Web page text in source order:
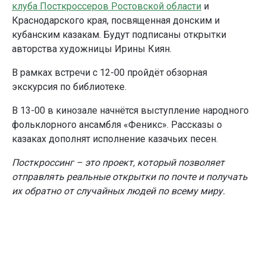
клуба Посткроссеров Ростовской области и
Краснодарского края, посвященная донским и
кубанским казакам. Будут подписаны открытки
авторства художницы Ирины Киян.
В рамках встречи с 12-00 пройдёт обзорная
экскурсия по библиотеке.
В 13-00 в кинозале начнётся выступление народного
фольклорного ансамбля «Феникс». Рассказы о
казаках дополнят исполнение казачьих песен.
Посткроссинг – это проект, который позволяет
отправлять реальные открытки по почте и получать
их обратно от случайных людей по всему миру.